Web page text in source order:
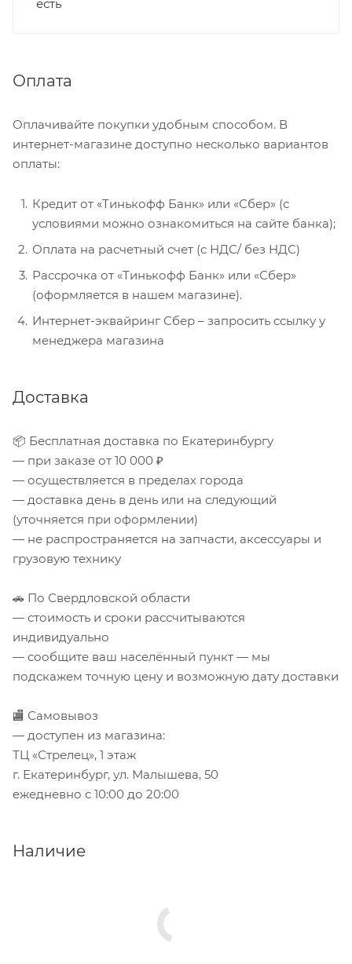
есть
Оплата
Оплачивайте покупки удобным способом. В
интернет-магазине доступно несколько вариантов
оплаты:
Кредит от «Тинькофф Банк» или «Сбер» (с
условиями можно ознакомиться на сайте банка);
Оплата на расчетный счет (с НДС/ без НДС)
Рассрочка от «Тинькофф Банк» или «Сбер»
(оформляется в нашем магазине).
Интернет-эквайринг Сбер – запросить ссылку у
менеджера магазина
Доставка
📦 Бесплатная доставка по Екатеринбургу
— при заказе от 10 000 ₽
— осуществляется в пределах города
— доставка день в день или на следующий
(уточняется при оформлении)
— не распространяется на запчасти, аксессуары и
грузовую технику
🚗 По Свердловской области
— стоимость и сроки рассчитываются
индивидуально
— сообщите ваш населённый пункт — мы
подскажем точную цену и возможную дату доставки
🏬 Самовывоз
— доступен из магазина:
ТЦ «Стрелец», 1 этаж
г. Екатеринбург, ул. Малышева, 50
ежедневно с 10:00 до 20:00
Наличие